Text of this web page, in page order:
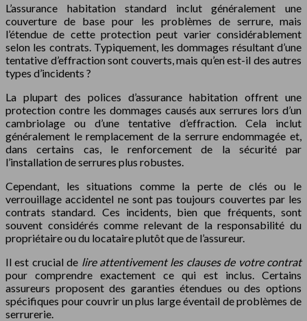
L’assurance habitation standard inclut généralement une
couverture de base pour les problèmes de serrure, mais
l’étendue de cette protection peut varier considérablement
selon les contrats. Typiquement, les dommages résultant d’une
tentative d’effraction sont couverts, mais qu’en est-il des autres
types d’incidents ?
La plupart des polices d’assurance habitation offrent une
protection contre les dommages causés aux serrures lors d’un
cambriolage ou d’une tentative d’effraction. Cela inclut
généralement le remplacement de la serrure endommagée et,
dans certains cas, le renforcement de la sécurité par
l’installation de serrures plus robustes.
Cependant, les situations comme la perte de clés ou le
verrouillage accidentel ne sont pas toujours couvertes par les
contrats standard. Ces incidents, bien que fréquents, sont
souvent considérés comme relevant de la responsabilité du
propriétaire ou du locataire plutôt que de l’assureur.
Il est crucial de lire attentivement les clauses de votre contrat
pour comprendre exactement ce qui est inclus. Certains
assureurs proposent des garanties étendues ou des options
spécifiques pour couvrir un plus large éventail de problèmes de
serrurerie.